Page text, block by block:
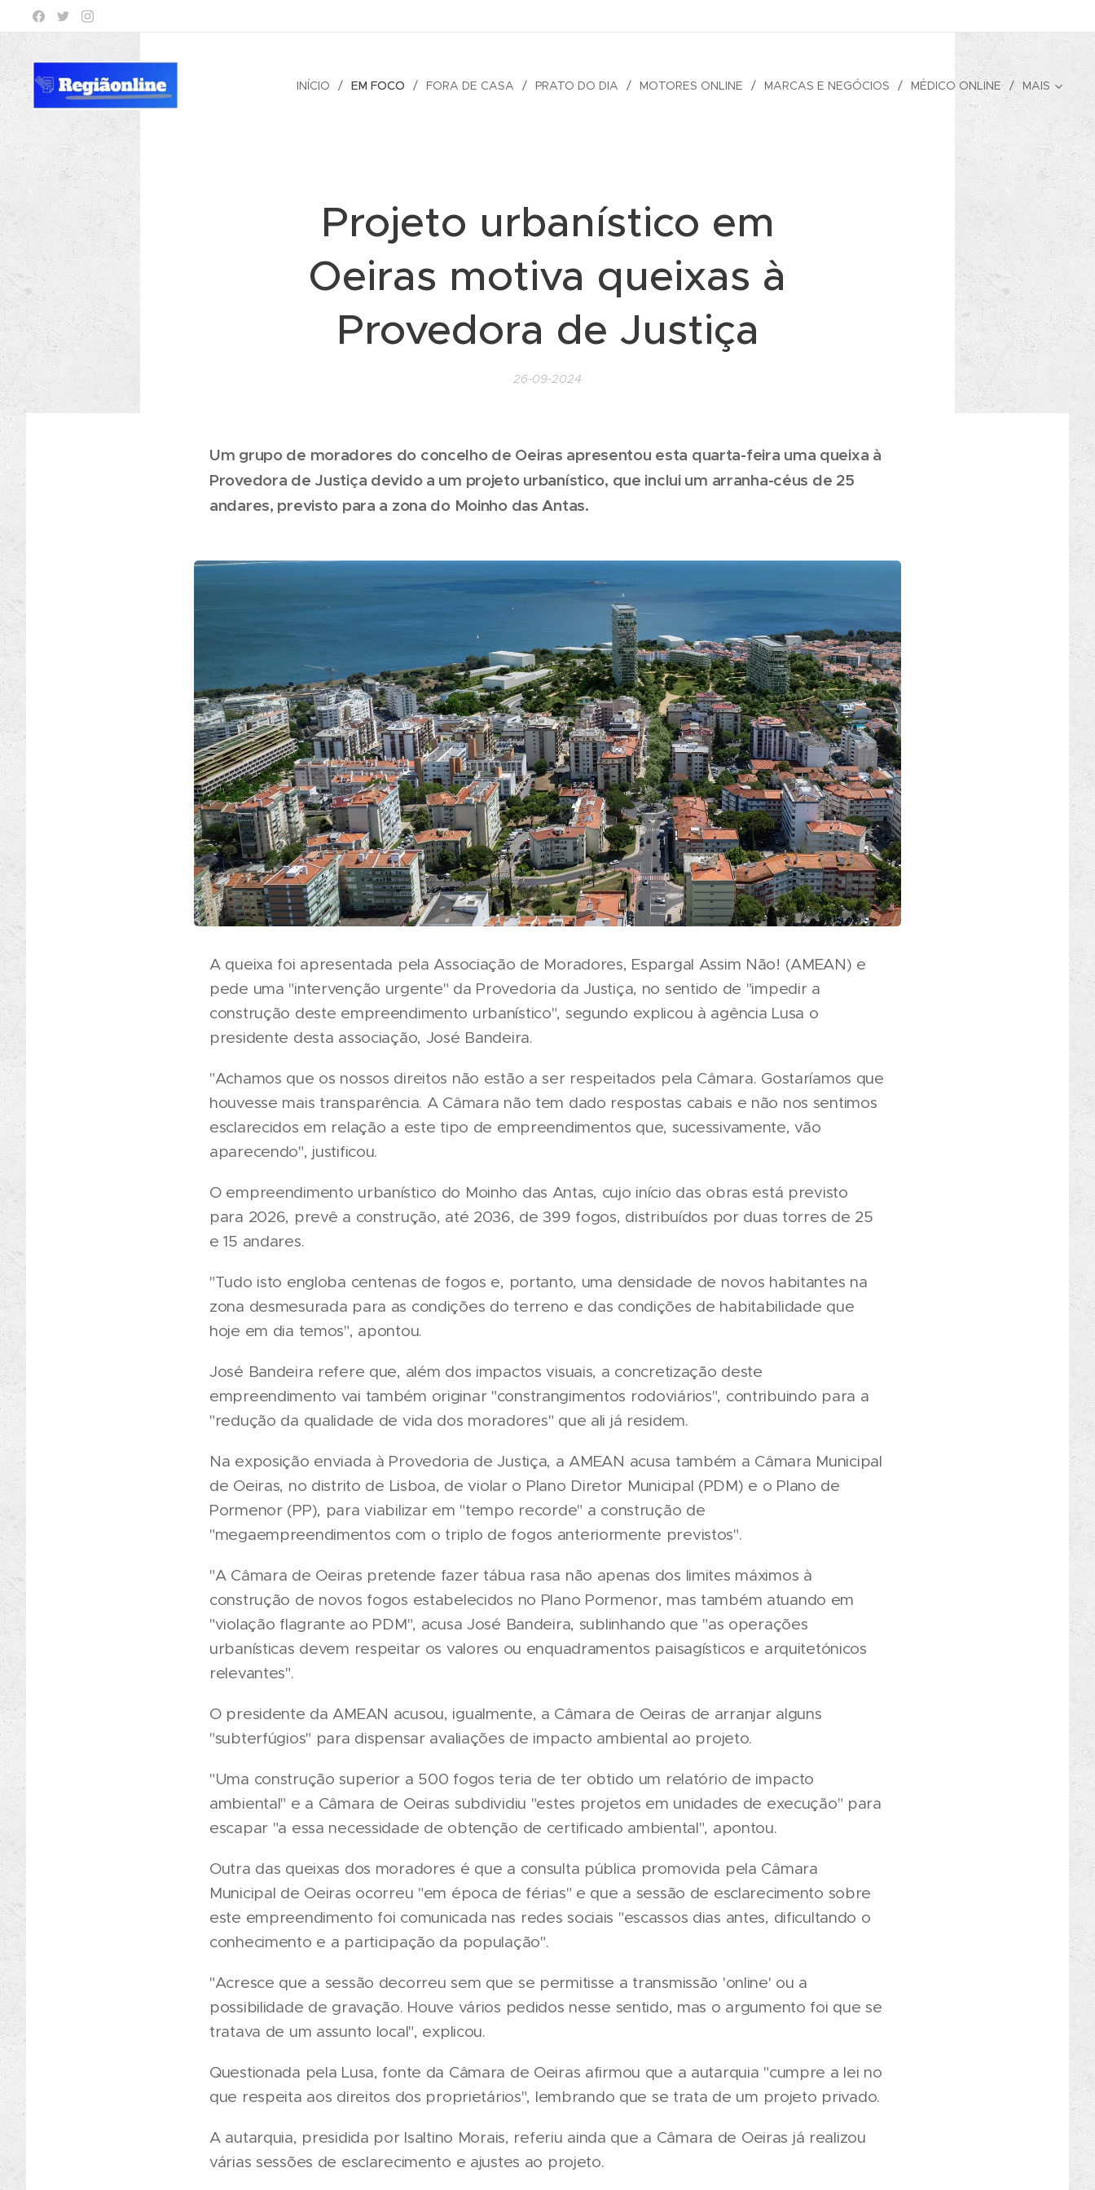
INÍCIO EM FOCO FORA DE CASA PRATO DO DIA MOTORES ONLINE MARCAS E NEGÓCIOS MÉDICO ONLINE MAIS
Projeto urbanístico em
Oeiras motiva queixas à
Provedora de Justiça
26-09-2024
Um grupo de moradores do concelho de Oeiras apresentou esta quarta-feira uma queixa à
Provedora de Justiça devido a um projeto urbanístico, que inclui um arranha-céus de 25
andares, previsto para a zona do Moinho das Antas.
A queixa foi apresentada pela Associação de Moradores, Espargal Assim Não! (AMEAN) e
pede uma "intervenção urgente" da Provedoria da Justiça, no sentido de "impedir a
construção deste empreendimento urbanístico", segundo explicou à agência Lusa o
presidente desta associação, José Bandeira.
"Achamos que os nossos direitos não estão a ser respeitados pela Câmara. Gostaríamos que
houvesse mais transparência. A Câmara não tem dado respostas cabais e não nos sentimos
esclarecidos em relação a este tipo de empreendimentos que, sucessivamente, vão
aparecendo", justificou.
O empreendimento urbanístico do Moinho das Antas, cujo início das obras está previsto
para 2026, prevê a construção, até 2036, de 399 fogos, distribuídos por duas torres de 25
e 15 andares.
"Tudo isto engloba centenas de fogos e, portanto, uma densidade de novos habitantes na
zona desmesurada para as condições do terreno e das condições de habitabilidade que
hoje em dia temos", apontou.
José Bandeira refere que, além dos impactos visuais, a concretização deste
empreendimento vai também originar "constrangimentos rodoviários", contribuindo para a
"redução da qualidade de vida dos moradores" que ali já residem.
Na exposição enviada à Provedoria de Justiça, a AMEAN acusa também a Câmara Municipal
de Oeiras, no distrito de Lisboa, de violar o Plano Diretor Municipal (PDM) e o Plano de
Pormenor (PP), para viabilizar em "tempo recorde" a construção de
"megaempreendimentos com o triplo de fogos anteriormente previstos".
"A Câmara de Oeiras pretende fazer tábua rasa não apenas dos limites máximos à
construção de novos fogos estabelecidos no Plano Pormenor, mas também atuando em
"violação flagrante ao PDM", acusa José Bandeira, sublinhando que "as operações
urbanísticas devem respeitar os valores ou enquadramentos paisagísticos e arquitetónicos
relevantes".
O presidente da AMEAN acusou, igualmente, a Câmara de Oeiras de arranjar alguns
"subterfúgios" para dispensar avaliações de impacto ambiental ao projeto.
"Uma construção superior a 500 fogos teria de ter obtido um relatório de impacto
ambiental" e a Câmara de Oeiras subdividiu "estes projetos em unidades de execução" para
escapar "a essa necessidade de obtenção de certificado ambiental", apontou.
Outra das queixas dos moradores é que a consulta pública promovida pela Câmara
Municipal de Oeiras ocorreu "em época de férias" e que a sessão de esclarecimento sobre
este empreendimento foi comunicada nas redes sociais "escassos dias antes, dificultando o
conhecimento e a participação da população".
"Acresce que a sessão decorreu sem que se permitisse a transmissão 'online' ou a
possibilidade de gravação. Houve vários pedidos nesse sentido, mas o argumento foi que se
tratava de um assunto local", explicou.
Questionada pela Lusa, fonte da Câmara de Oeiras afirmou que a autarquia "cumpre a lei no
que respeita aos direitos dos proprietários", lembrando que se trata de um projeto privado.
A autarquia, presidida por Isaltino Morais, referiu ainda que a Câmara de Oeiras já realizou
várias sessões de esclarecimento e ajustes ao projeto.